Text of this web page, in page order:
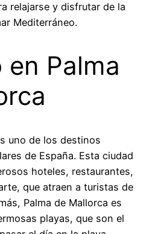
relajarse y disfrutar de la
Mediterráneo.
en Palma
uno de los destinos
de España. Esta ciudad
hoteles, restaurantes,
que atraen a turistas de
Palma de Mallorca es
playas, que son el